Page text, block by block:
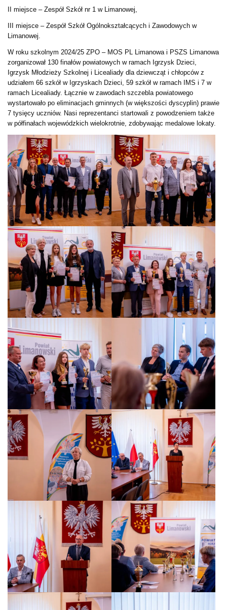
II miejsce – Zespół Szkół nr 1 w Limanowej,
III miejsce – Zespół Szkół Ogólnokształcących i Zawodowych w
Limanowej.
W roku szkolnym 2024/25 ZPO – MOS PL Limanowa i PSZS Limanowa
zorganizował 130 finałów powiatowych w ramach Igrzysk Dzieci,
Igrzysk Młodzieży Szkolnej i Licealiady dla dziewcząt i chłopców z
udziałem 66 szkół w Igrzyskach Dzieci, 59 szkół w ramach IMS i 7 w
ramach Licealiady. Łącznie w zawodach szczebla powiatowego
wystartowało po eliminacjach gminnych (w większości dyscyplin) prawie
7 tysięcy uczniów. Nasi reprezentanci startowali z powodzeniem także
w półfinałach wojewódzkich wielokrotnie, zdobywając medalowe lokaty.